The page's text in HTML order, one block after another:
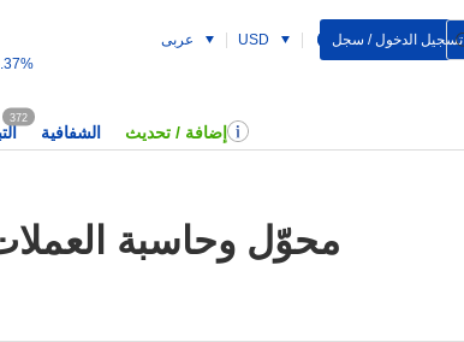
عربى USD تسجيل الدخول / سجل
372
الشفافية إضافة / تحديث
محوّل وحاسبة